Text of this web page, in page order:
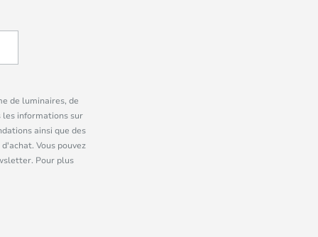
de luminaires, de
les informations sur
ainsi que des
Vous pouvez
Pour plus